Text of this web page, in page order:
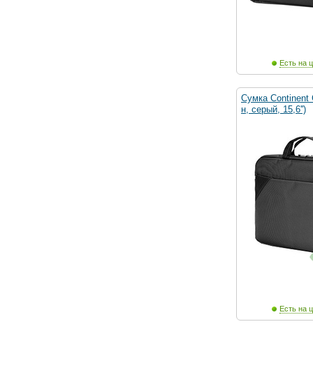
Есть на
Сумка Continent
н, серый, 15,6'')
Есть на